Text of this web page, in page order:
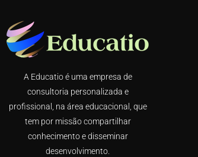
A Educatio é uma empresa de
consultoria personalizada e
profissional, na área educacional, que
tem por missão compartilhar
conhecimento e disseminar
desenvolvimento.